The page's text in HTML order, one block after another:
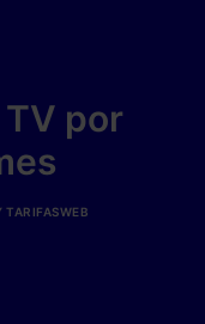
TV por
TARIFASWEB